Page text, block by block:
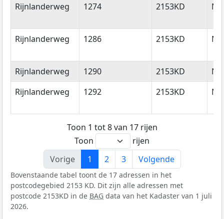
Rijnlanderweg 1274 2153KD
Rijnlanderweg 1286 2153KD
Rijnlanderweg 1290 2153KD
Rijnlanderweg
1292 2153KD
Toon 1 tot 8 van 17 rijen
Toon
rijen
Vorige
1 2 3 Volgende
Bovenstaande tabel toont de 17 adressen in het
postcodegebied 2153 KD. Dit zijn alle adressen met
postcode 2153KD in de BAG data van het Kadaster van 1 juli
2026.